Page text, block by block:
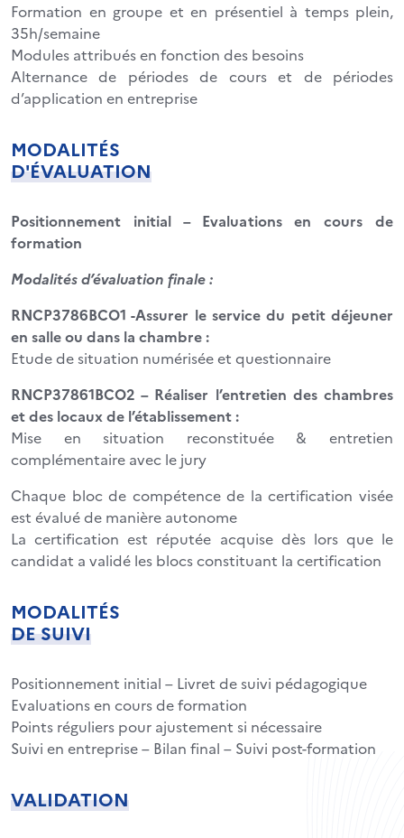
Formation en groupe et en présentiel à temps plein,
35h/semaine
Modules attribués en fonction des besoins
Alternance de périodes de cours et de périodes
d’application en entreprise
MODALITÉS
D'ÉVALUATION
Positionnement initial – Evaluations en cours de
formation
Modalités d’évaluation finale :
RNCP3786BCO1 -Assurer le service du petit déjeuner
en salle ou dans la chambre :
Etude de situation numérisée et questionnaire
RNCP37861BCO2 – Réaliser l’entretien des chambres
et des locaux de l’établissement :
Mise en situation reconstituée & entretien
complémentaire avec le jury
Chaque bloc de compétence de la certification visée
est évalué de manière autonome
La certification est réputée acquise dès lors que le
candidat a validé les blocs constituant la certification
MODALITÉS
DE SUIVI
Positionnement initial – Livret de suivi pédagogique
Evaluations en cours de formation
Points réguliers pour ajustement si nécessaire
Suivi en entreprise – Bilan final – Suivi post-formation
VALIDATION